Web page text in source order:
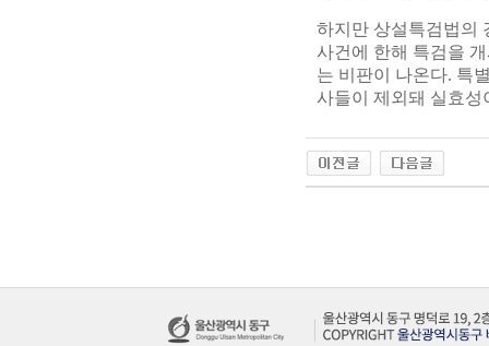
하지만 상설특검법의
사건에 한해 특검을
는 비판이 나온다. 특
사들이 제외돼 실효